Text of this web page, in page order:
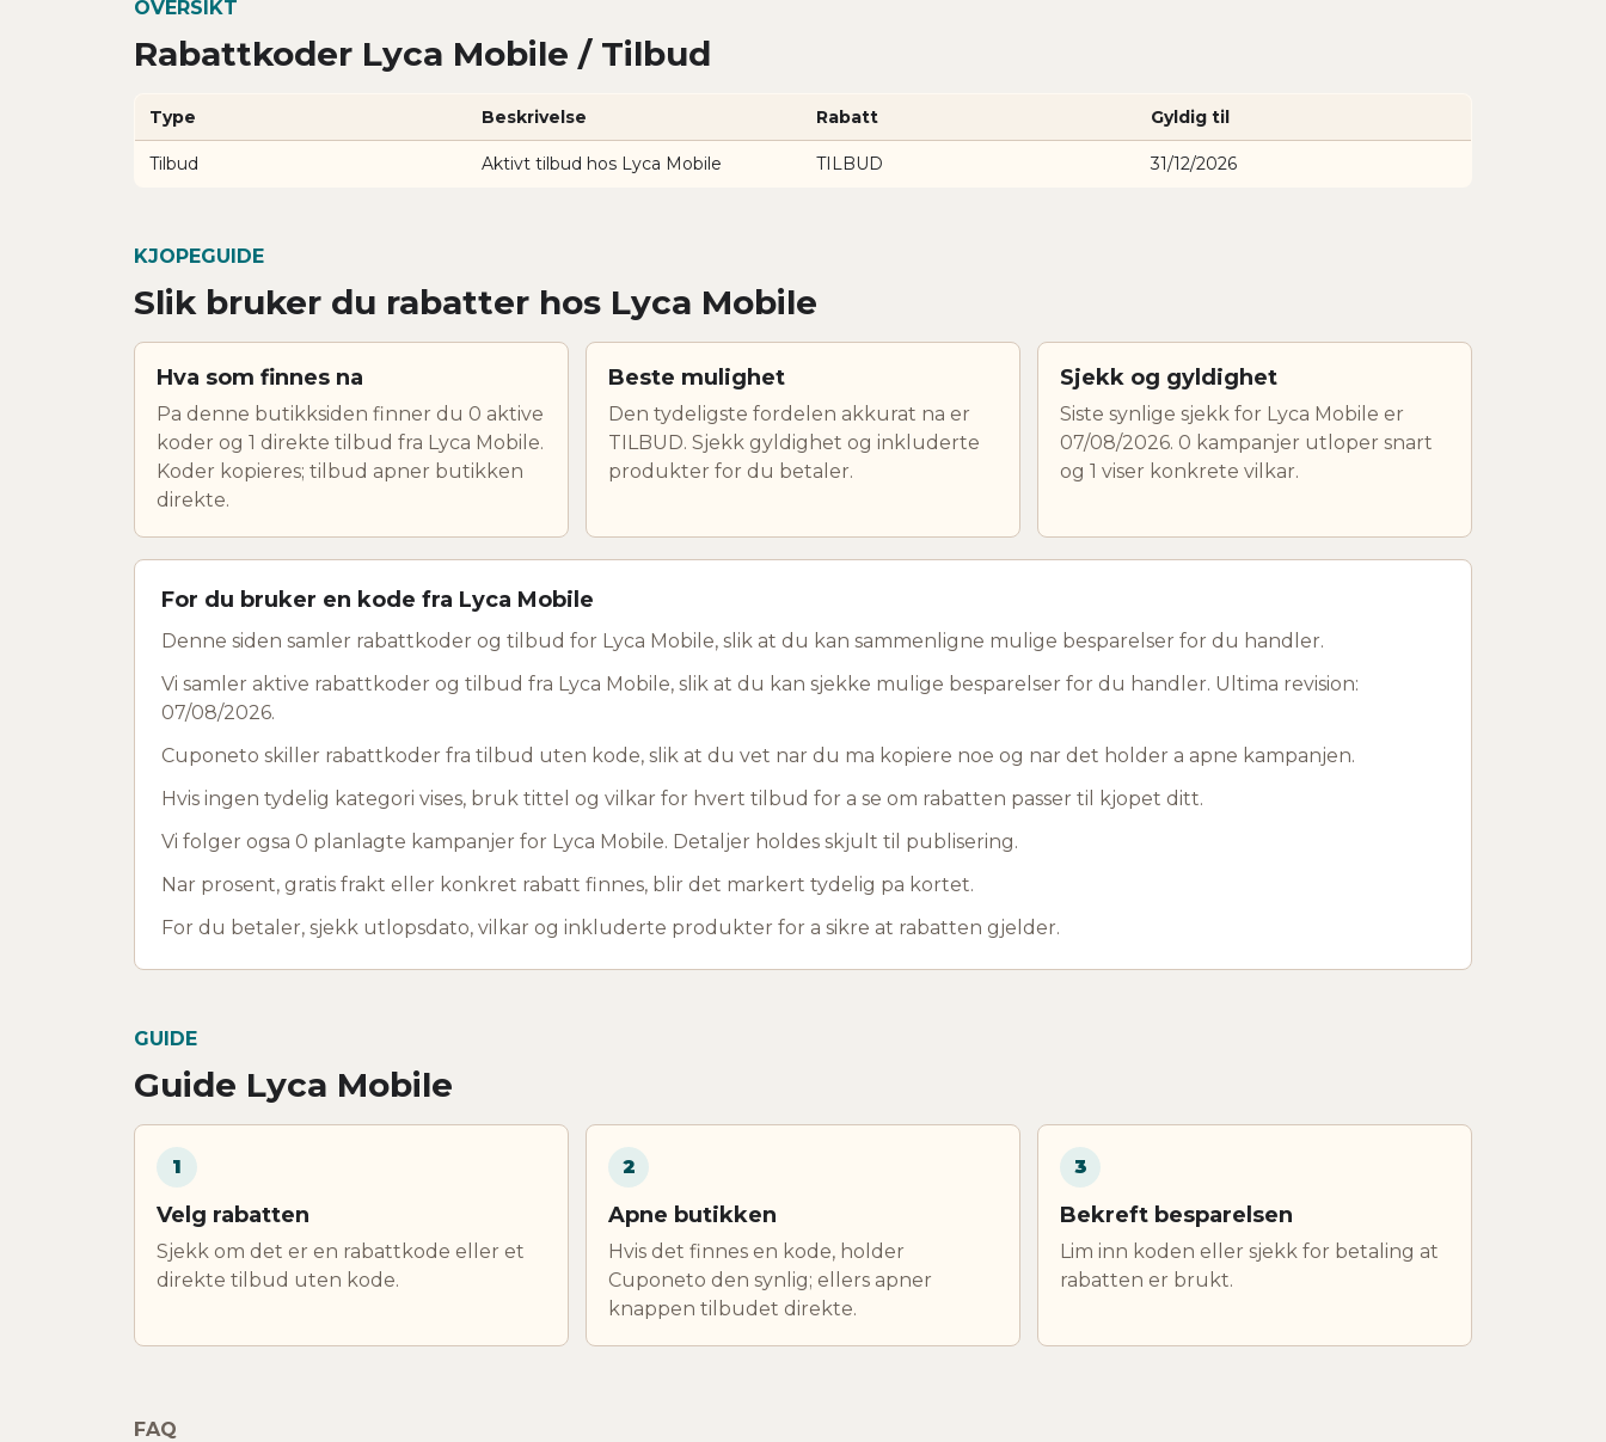
OVERSIKT
Rabattkoder Lyca Mobile / Tilbud
Type Beskrivelse Rabatt Gyldig til
Tilbud Aktivt tilbud hos Lyca Mobile TILBUD 31/12/2026
KJOPEGUIDE
Slik bruker du rabatter hos Lyca Mobile
Hva som finnes na
Pa denne butikksiden finner du 0 aktive
koder og 1 direkte tilbud fra Lyca Mobile.
Koder kopieres; tilbud apner butikken
direkte.
Beste mulighet
Den tydeligste fordelen akkurat na er
TILBUD. Sjekk gyldighet og inkluderte
produkter for du betaler.
Sjekk og gyldighet
Siste synlige sjekk for Lyca Mobile er
07/08/2026. 0 kampanjer utloper snart
og 1 viser konkrete vilkar.
For du bruker en kode fra Lyca Mobile
Denne siden samler rabattkoder og tilbud for Lyca Mobile, slik at du kan sammenligne mulige besparelser for du handler.
Vi samler aktive rabattkoder og tilbud fra Lyca Mobile, slik at du kan sjekke mulige besparelser for du handler. Ultima revision:
07/08/2026.
Cuponeto skiller rabattkoder fra tilbud uten kode, slik at du vet nar du ma kopiere noe og nar det holder a apne kampanjen.
Hvis ingen tydelig kategori vises, bruk tittel og vilkar for hvert tilbud for a se om rabatten passer til kjopet ditt.
Vi folger ogsa 0 planlagte kampanjer for Lyca Mobile. Detaljer holdes skjult til publisering.
Nar prosent, gratis frakt eller konkret rabatt finnes, blir det markert tydelig pa kortet.
For du betaler, sjekk utlopsdato, vilkar og inkluderte produkter for a sikre at rabatten gjelder.
GUIDE
Guide Lyca Mobile
1
Velg rabatten
Sjekk om det er en rabattkode eller et
direkte tilbud uten kode.
2
Apne butikken
Hvis det finnes en kode, holder
Cuponeto den synlig; ellers apner
knappen tilbudet direkte.
3
Bekreft besparelsen
Lim inn koden eller sjekk for betaling at
rabatten er brukt.
FAQ